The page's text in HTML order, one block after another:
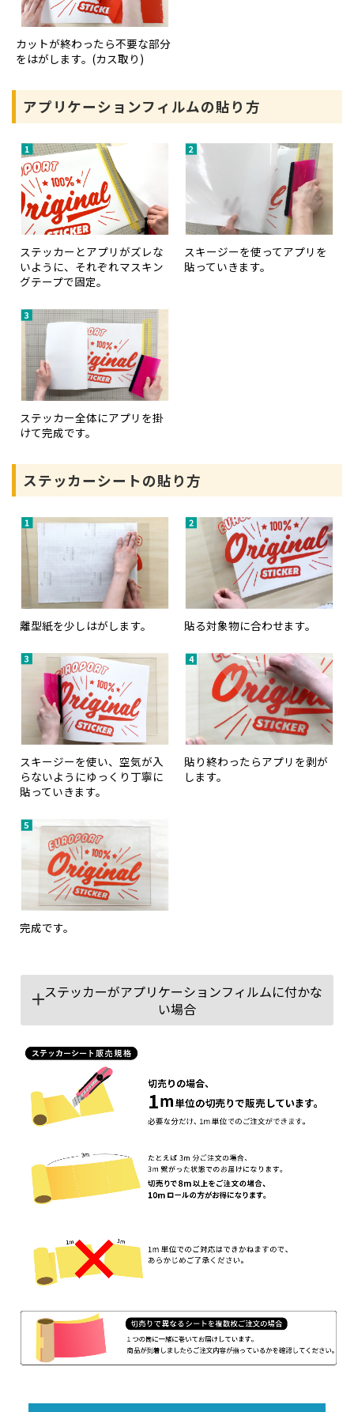
カットが終わったら不要な部分
をはがします。(カス取り)
アプリケーションフィルムの貼り方
ステッカーとアプリがズレな
いように、それぞれマスキン
グテープで固定。
スキージーを使ってアプリを
貼っていきます。
ステッカー全体にアプリを掛
けて完成です。
ステッカーシートの貼り方
離型紙を少しはがします。 貼る対象物に合わせます。
スキージーを使い、空気が入
らないようにゆっくり丁寧に
貼っていきます。
貼り終わったらアプリを剥が
します。
完成です。
ステッカーがアプリケーションフィルムに付かな
い場合